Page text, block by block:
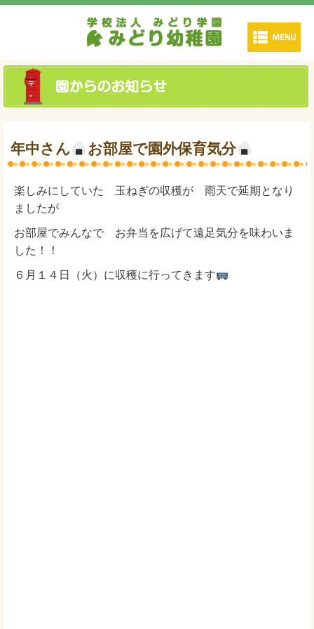
年中さん お部屋で園外保育気分
楽しみにしていた 玉ねぎの収穫が 雨天で延期となり
ましたが
お部屋でみんなで お弁当を広げて遠足気分を味わいま
した！！
６月１４日（火）に収穫に行ってきます